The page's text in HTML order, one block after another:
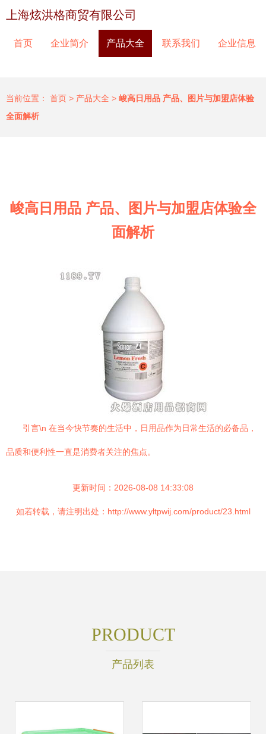
上海炫洪格商贸有限公司
首页 企业简介 产品大全 联系我们 企业信息
当前位置： 首页 > 产品大全 > 峻高日用品 产品、图片与加盟店体验
全面解析
峻高日用品 产品、图片与加盟店体验全
面解析
引言\n 在当今快节奏的生活中，日用品作为日常生活的必备品，
品质和便利性一直是消费者关注的焦点。
更新时间：2026-08-08 14:33:08
如若转载，请注明出处：http://www.yltpwij.com/product/23.html
PRODUCT
产品列表